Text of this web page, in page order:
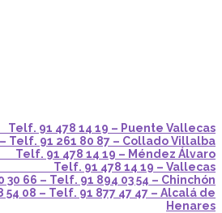
14 19 – Puente Vallecas
– Telf. 91 261 80 87 – Collado Villalba
14 19 – Méndez Álvaro
478 14 19 – Vallecas
66 – Telf. 91 894 03 54 – Chinchón
54 08 – Telf. 91 877 47 47 – Alcalá de
Henares